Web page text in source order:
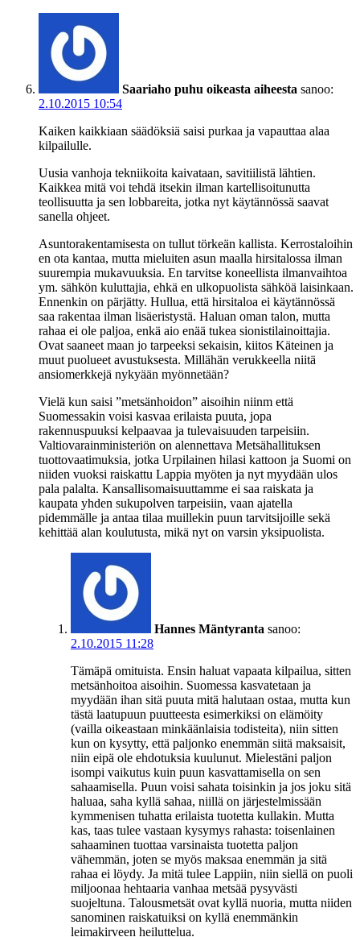
Saariaho puhu oikeasta aiheesta sanoo:
2.10.2015 10:54
Kaiken kaikkiaan säädöksiä saisi purkaa ja vapauttaa alaa
kilpailulle.
Uusia vanhoja tekniikoita kaivataan, savitiilistä lähtien.
Kaikkea mitä voi tehdä itsekin ilman kartellisoitunutta
teollisuutta ja sen lobbareita, jotka nyt käytännössä saavat
sanella ohjeet.
Asuntorakentamisesta on tullut törkeän kallista. Kerrostaloihin
en ota kantaa, mutta mieluiten asun maalla hirsitalossa ilman
suurempia mukavuuksia. En tarvitse koneellista ilmanvaihtoa
ym. sähkön kuluttajia, ehkä en ulkopuolista sähköä laisinkaan.
Ennenkin on pärjätty. Hullua, että hirsitaloa ei käytännössä
saa rakentaa ilman lisäeristystä. Haluan oman talon, mutta
rahaa ei ole paljoa, enkä aio enää tukea sionistilainoittajia.
Ovat saaneet maan jo tarpeeksi sekaisin, kiitos Käteinen ja
muut puolueet avustuksesta. Millähän verukkeella niitä
ansiomerkkejä nykyään myönnetään?
Vielä kun saisi ”metsänhoidon” aisoihin niinm että
Suomessakin voisi kasvaa erilaista puuta, jopa
rakennuspuuksi kelpaavaa ja tulevaisuuden tarpeisiin.
Valtiovarainministeriön on alennettava Metsähallituksen
tuottovaatimuksia, jotka Urpilainen hilasi kattoon ja Suomi on
niiden vuoksi raiskattu Lappia myöten ja nyt myydään ulos
pala palalta. Kansallisomaisuuttamme ei saa raiskata ja
kaupata yhden sukupolven tarpeisiin, vaan ajatella
pidemmälle ja antaa tilaa muillekin puun tarvitsijoille sekä
kehittää alan koulutusta, mikä nyt on varsin yksipuolista.
Hannes Mäntyranta sanoo:
2.10.2015 11:28
Tämäpä omituista. Ensin haluat vapaata kilpailua, sitten
metsänhoitoa aisoihin. Suomessa kasvatetaan ja
myydään ihan sitä puuta mitä halutaan ostaa, mutta kun
tästä laatupuun puutteesta esimerkiksi on elämöity
(vailla oikeastaan minkäänlaisia todisteita), niin sitten
kun on kysytty, että paljonko enemmän siitä maksaisit,
niin eipä ole ehdotuksia kuulunut. Mielestäni paljon
isompi vaikutus kuin puun kasvattamisella on sen
sahaamisella. Puun voisi sahata toisinkin ja jos joku sitä
haluaa, saha kyllä sahaa, niillä on järjestelmissään
kymmenisen tuhatta erilaista tuotetta kullakin. Mutta
kas, taas tulee vastaan kysymys rahasta: toisenlainen
sahaaminen tuottaa varsinaista tuotetta paljon
vähemmän, joten se myös maksaa enemmän ja sitä
rahaa ei löydy. Ja mitä tulee Lappiin, niin siellä on puoli
miljoonaa hehtaaria vanhaa metsää pysyvästi
suojeltuna. Talousmetsät ovat kyllä nuoria, mutta niiden
sanominen raiskatuiksi on kyllä enemmänkin
leimakirveen heiluttelua.